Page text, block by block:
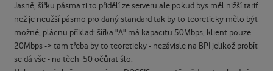
Jasně, šířku pásma ti to přidělí ze serveru ale pokud bys měl nižší tarif
než je neužší pásmo pro daný standard tak by to teoreticky mělo být
možné, plácnu příklad: šířka "A" má kapacitu 50Mbps, klient pouze
20Mbps -> tam třeba by to teoreticky - nezávisle na BPI jelikož probít
se dá vše - na těch 50 očůrat šlo.